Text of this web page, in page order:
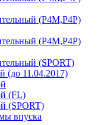
(Р4М,Р4Р)
(P4M,P4P)
(SPORT)
(до 11.04.2017)
(FL)
(SPORT)
впуска